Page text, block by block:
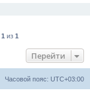
1 из 1
Перейти
Часовой пояс: UTC+03:00